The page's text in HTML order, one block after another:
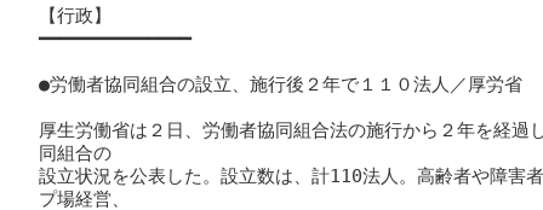
【行政】
━━━━━━━━━━━━━━
●労働者協同組合の設立、施行後２年で１１０法人／厚労省
厚生労働省は２日、労働者協同組合法の施行から２年を経
同組合の
設立状況を公表した。設立数は、計110法人。高齢者や障害
プ場経営、